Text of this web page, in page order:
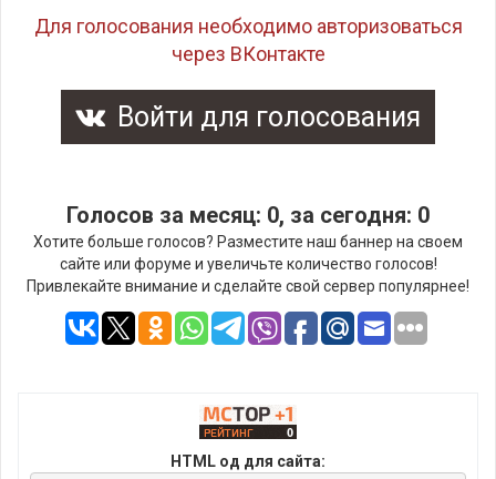
Для голосования необходимо авторизоваться
через ВКонтакте
Войти для голосования
Голосов за месяц: 0, за сегодня: 0
Хотите больше голосов? Разместите наш баннер на своем
сайте или форуме и увеличьте количество голосов!
Привлекайте внимание и сделайте свой сервер популярнее!
HTML од для сайта: